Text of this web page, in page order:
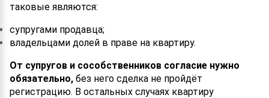
таковые являются:
супругами продавца;
владельцами долей в праве на квартиру.
От супругов и сособственников согласие нужно
обязательно, без него сделка не пройдёт
регистрацию. В остальных случаях квартиру